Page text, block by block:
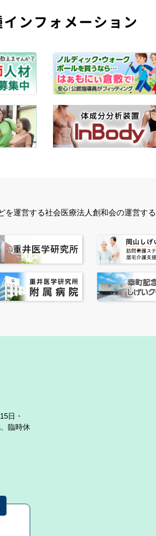
インフォメーション
を運営する社会医療法人創和会の運営す
日・
臨時休